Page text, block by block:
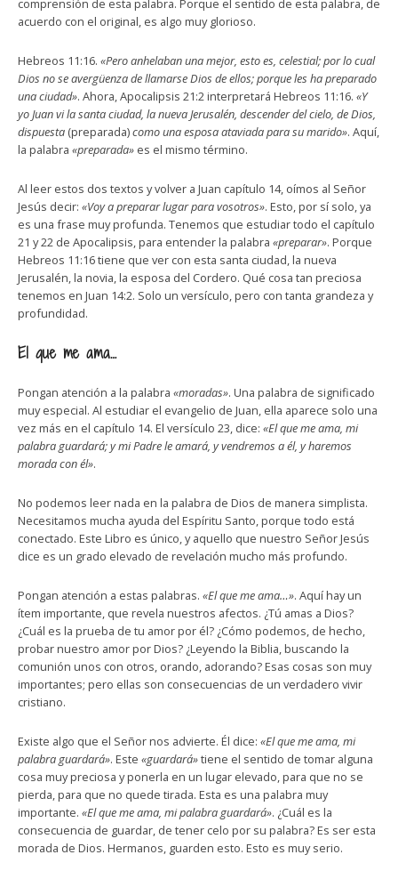
comprensión de esta palabra. Porque el sentido de esta palabra, de
acuerdo con el original, es algo muy glorioso.
Hebreos 11:16. «Pero anhelaban una mejor, esto es, celestial; por lo cual
Dios no se avergüenza de llamarse Dios de ellos; porque les ha preparado
una ciudad». Ahora, Apocalipsis 21:2 interpretará Hebreos 11:16. «Y
yo Juan vi la santa ciudad, la nueva Jerusalén, descender del cielo, de Dios,
dispuesta (preparada)como una esposa ataviada para su marido». Aquí,
la palabra «preparada» es el mismo término.
Al leer estos dos textos y volver a Juan capítulo 14, oímos al Señor
Jesús decir: «Voy a preparar lugar para vosotros». Esto, por sí solo, ya
es una frase muy profunda. Tenemos que estudiar todo el capítulo
21 y 22 de Apocalipsis, para entender la palabra «preparar». Porque
Hebreos 11:16 tiene que ver con esta santa ciudad, la nueva
Jerusalén, la novia, la esposa del Cordero. Qué cosa tan preciosa
tenemos en Juan 14:2. Solo un versículo, pero con tanta grandeza y
profundidad.
El que me ama…
Pongan atención a la palabra «moradas». Una palabra de significado
muy especial. Al estudiar el evangelio de Juan, ella aparece solo una
vez más en el capítulo 14. El versículo 23, dice: «El que me ama, mi
palabra guardará; y mi Padre le amará, y vendremos a él, y haremos
morada con él».
No podemos leer nada en la palabra de Dios de manera simplista.
Necesitamos mucha ayuda del Espíritu Santo, porque todo está
conectado. Este Libro es único, y aquello que nuestro Señor Jesús
dice es un grado elevado de revelación mucho más profundo.
Pongan atención a estas palabras. «El que me ama…». Aquí hay un
ítem importante, que revela nuestros afectos. ¿Tú amas a Dios?
¿Cuál es la prueba de tu amor por él? ¿Cómo podemos, de hecho,
probar nuestro amor por Dios? ¿Leyendo la Biblia, buscando la
comunión unos con otros, orando, adorando? Esas cosas son muy
importantes; pero ellas son consecuencias de un verdadero vivir
cristiano.
Existe algo que el Señor nos advierte. Él dice: «El que me ama, mi
palabra guardará». Este «guardará»tiene el sentido de tomar alguna
cosa muy preciosa y ponerla en un lugar elevado, para que no se
pierda, para que no quede tirada. Esta es una palabra muy
importante. «El que me ama, mi palabra guardará». ¿Cuál es la
consecuencia de guardar, de tener celo por su palabra? Es ser esta
morada de Dios. Hermanos, guarden esto. Esto es muy serio.